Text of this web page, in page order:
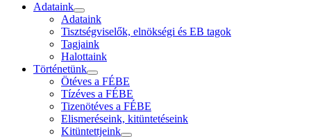
Adataink
Adataink
Tisztségviselők, elnökségi és EB tagok
Tagjaink
Halottaink
Történetünk
Ötéves a FÉBE
Tízéves a FÉBE
Tizenötéves a FÉBE
Elismeréseink, kitüntetéseink
Kitüntettjeink